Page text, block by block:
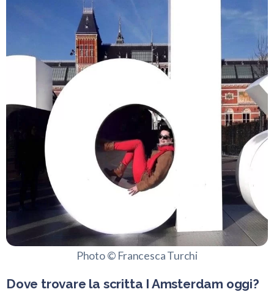
Photo © Francesca Turchi
Dove trovare la scritta I Amsterdam oggi?